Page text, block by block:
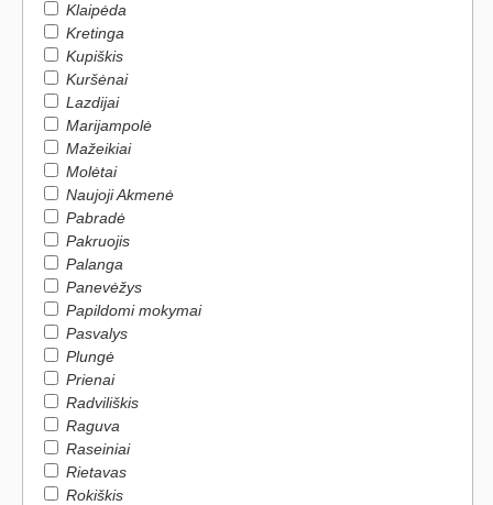
Klaipėda
Kretinga
Kupiškis
Kuršėnai
Lazdijai
Marijampolė
Mažeikiai
Molėtai
Naujoji Akmenė
Pabradė
Pakruojis
Palanga
Panevėžys
Papildomi mokymai
Pasvalys
Plungė
Prienai
Radviliškis
Raguva
Raseiniai
Rietavas
Rokiškis